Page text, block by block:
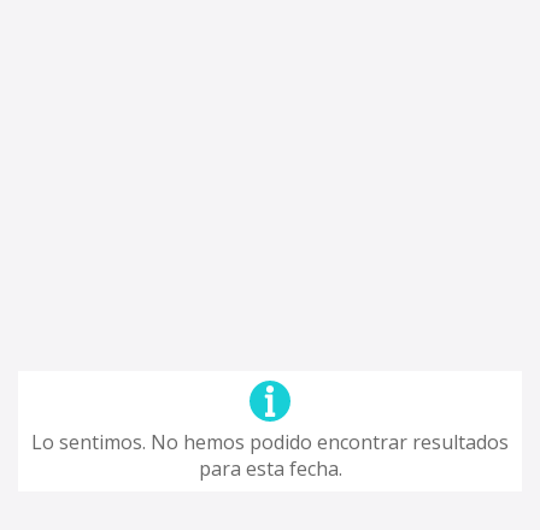
Lo sentimos. No hemos podido encontrar resultados
para esta fecha.